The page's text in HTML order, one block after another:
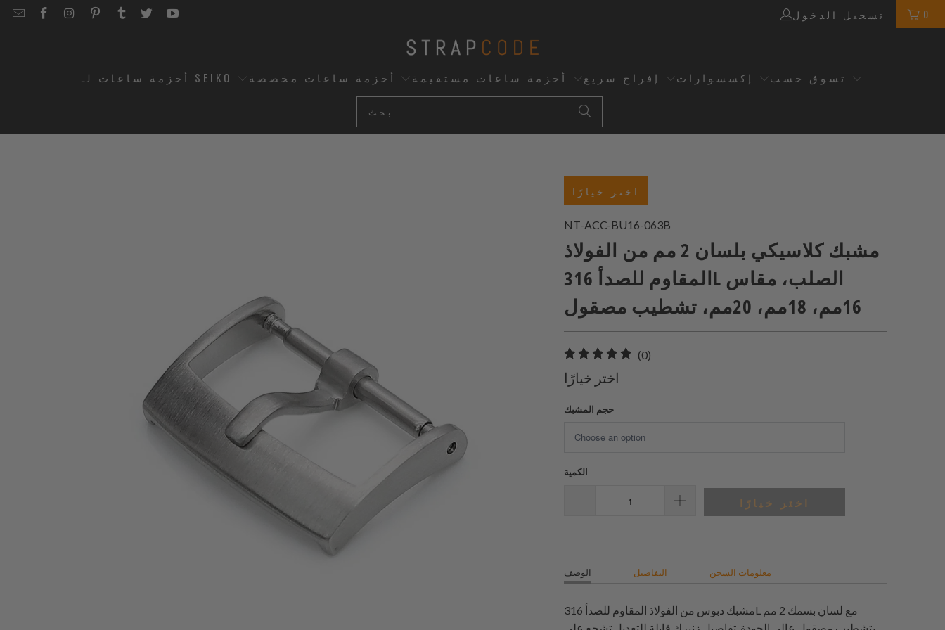
EMAILSTRAPCODE
STRAPCODE
STRAPCODE
STRAPCODE
STRAPCODE
TWITTER
STRAPCODE
YOUTUBE
تسجيل الدخول 0
أحزمة ساعات لـ SEIKO أحزمة ساعات مخصصة أحزمة ساعات مستقيمة إفراج سريع إكسسوارات تسوق حسب
اختر خيارًا
NT-ACC-BU16-063B
مشبك كلاسيكي بلسان 2 مم من الفولاذ
المقاوم للصدأ 316L الصلب، مقاس
16مم، 18مم، 20مم، تشطيب مصقول
(0)
اختر خيارًا
حجم المشبك
الكمية
اختر خيارًا
الوصف التفاصيل معلومات الشحن
مشبك دبوس من الفولاذ المقاوم للصدأ 316L مع لسان بسمك 2 مم